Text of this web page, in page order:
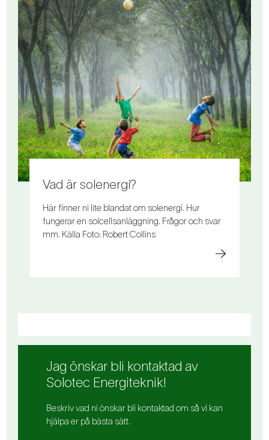
Vad är solenergi?
Här finner ni lite blandat om solenergi. Hur
fungerar en solcellsanläggning. Frågor och svar
mm. Källa Foto: Robert Collins
Jag önskar bli kontaktad av
Solotec Energiteknik!
Beskriv vad ni önskar bli kontaktad om så vi kan
hjälpa er på bästa sätt.